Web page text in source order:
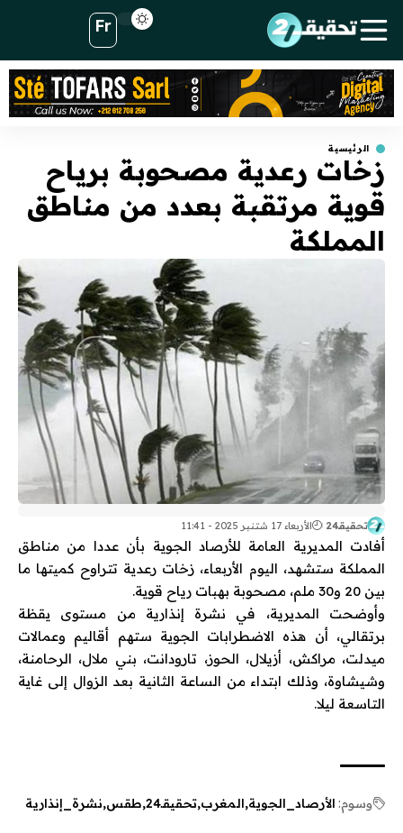
Fr
الرئيسية
زخات رعدية مصحوبة برياح
قوية مرتقبة بعدد من مناطق
المملكة
تحقيقـ24 الأربعاء 17 شتنبر 2025 - 11:41
أفادت المديرية العامة للأرصاد الجوية بأن عددا من مناطق
المملكة ستشهد، اليوم الأربعاء، زخات رعدية تتراوح كميتها ما
بين 20 و30 ملم، مصحوبة بهبات رياح قوية.
وأوضحت المديرية، في نشرة إنذارية من مستوى يقظة
برتقالي، أن هذه الاضطرابات الجوية ستهم أقاليم وعمالات
ميدلت، مراكش، أزيلال، الحوز، تارودانت، بني ملال، الرحامنة،
وشيشاوة، وذلك ابتداء من الساعة الثانية بعد الزوال إلى غاية
التاسعة ليلا.
وسوم: الأرصاد_الجوية المغرب تحقيقـ24 طقس نشرة_إنذارية